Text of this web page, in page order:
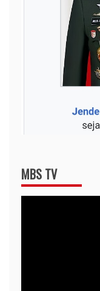
MBS TV